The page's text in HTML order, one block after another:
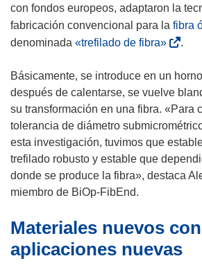
con fondos europeos, adaptaron la
fabricación convencional para la fibra
denominada «trefilado de fibra»(
e
a
b
r
i
r
á
u
a
.
Básicamente, se introduce en un
después de calentarse, se vuelve
su transformación en una fibra. «Para
tolerancia de diámetro
esta investigación, tuvimos que
trefilado robusto y estable que
donde se produce la fibra», destaca
miembro de BiOp-FibEnd.
Materiales nuevos con
aplicaciones nuevas